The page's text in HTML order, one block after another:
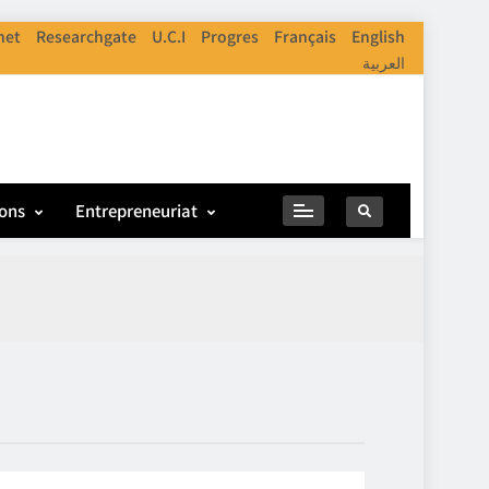
Researchgate U.C.I Progres Français
English
العربية
Entrepreneuriat